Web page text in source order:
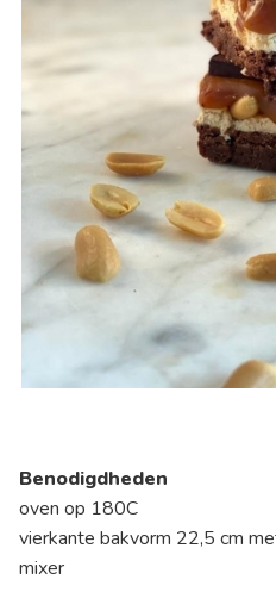
Benodigdheden
oven op 180C
vierkante bakvorm 22,5 cm
mixer